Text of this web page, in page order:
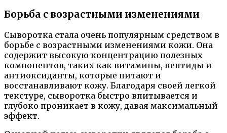
Борьба с возрастными изменениями
Сыворотка стала очень популярным средством в
борьбе с возрастными изменениями кожи. Она
содержит высокую концентрацию полезных
компонентов, таких как витамины, пептиды и
антиоксиданты, которые питают и
восстанавливают кожу. Благодаря своей легкой
текстуре, сыворотка быстро впитывается и
глубоко проникает в кожу, давая максимальный
эффект.